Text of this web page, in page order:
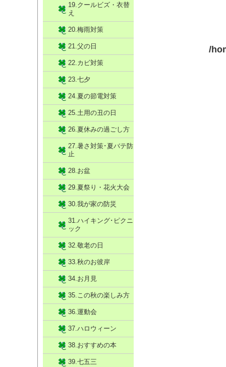
/
19.クールビズ・衣替
え
20.梅雨対策
21.父の日
22.カビ対策
23.七夕
24.夏の節電対策
25.土用の丑の日
26.夏休みの過ごし方
27.暑さ対策･夏バテ防
止
28.お盆
29.夏祭り・花火大会
30.我が家の防災
31.ハイキング･ピクニ
ック
32.敬老の日
33.秋のお彼岸
34.お月見
35.この秋の楽しみ方
36.運動会
37.ハロウィーン
38.おすすめの本
39.七五三